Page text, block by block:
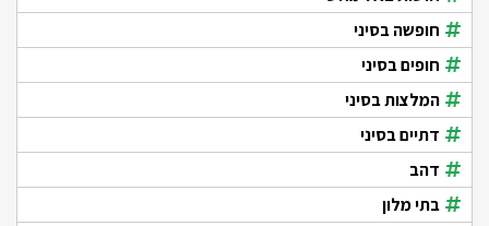
חופשה בסיני
חופים בסיני
המלצות בסיני
דתיים בסיני
דהב
בתי מלון